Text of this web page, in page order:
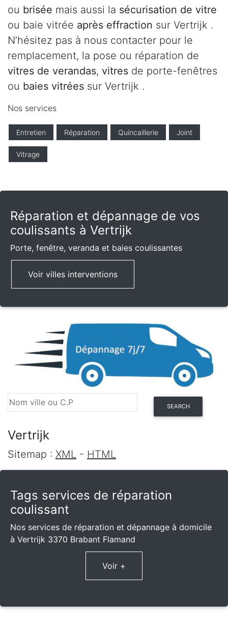
ou brisée mais aussi la sécurisation de vitre
ou baie vitrée après effraction sur Vertrijk .
N’hésitez pas à nous contacter pour le
remplacement, la pose ou réparation de
vitres de verandas, vitres de porte-fenêtres
ou baies vitrées sur Vertrijk .
Nos services
Entretien Réparation Quincaillerie Joint
Vitrage
Réparation et dépannage de vos
coulissants à Vertrijk
Porte, fenêtre, veranda et baies coulissantes
Voir villes interventions
SEARCH
Vertrijk
Sitemap : XML - HTML
Tags services de réparation
coulissant
Nos services de réparation et dépannage à domicile
à Vertrijk 3370 Brabant Flamand
Voir +